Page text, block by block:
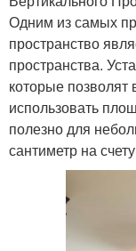
Одним из самых
пространство
пространства.
которые
использовать
полезно для
сантиметр на